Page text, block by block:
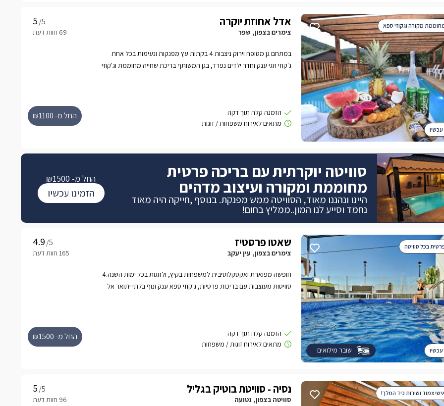
אדל אחוזת יוקרה /5
צימרים בצפון, שפר
במתחם גן מטופח וירוק ניצבות 4 בקתות עץ מפנקות ונעימות בכל אחת
ג'קוזי זוגי ענק וחדר ילדים נפרד, בגן המשותף בריכת שחייה מחוממת וג'קוזי
החל מ- ₪1100
מקורה וגקוזי ספא
שובר מילואים
שאטו פרסטיז /5
צימרים בצפון, עין יעקב
חופשה מפוארת ואקסקלוסיבית למשפחות בקיץ, ולזוגות בכל ימות השנה.4
סוויטות מעוצבות עם בריכות פרטיות, ג'קוזי ספא ענק ונוף בלתי יתואר אל
החל מ- ₪1500
בכל סוויטה
נסיה - סוויטת בוטיק בגליל /5
סוויטה בצפון, נטועה
צמוד ושירות כיד המלך!
סוויטה יוקרתית עם בריכה פרטית
מחוממת ומקורה ועיצוב מדהים
היינו ונהננו מאוד, הסוויטה ממש מפנקת. בנוסף ,חייקה היה מאוד
נחמד וסייע לנו המון..ממליץ בחום!
החל מ- ₪1500
הזמינו עכשיו